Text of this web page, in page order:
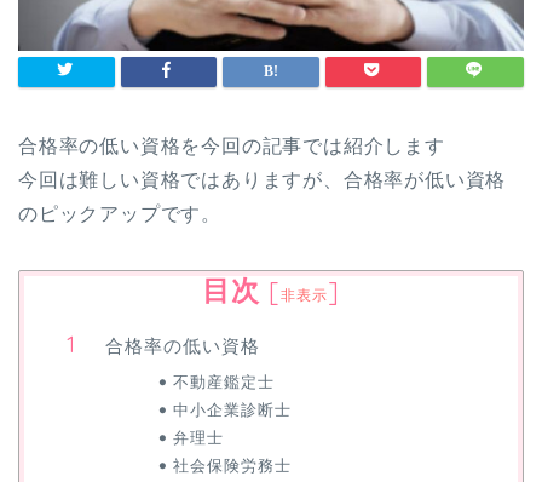
合格率の低い資格を今回の記事では紹介します
今回は難しい資格ではありますが、合格率が低い資格
のピックアップです。
目次 [非表示]
合格率の低い資格
不動産鑑定士
中小企業診断士
弁理士
社会保険労務士